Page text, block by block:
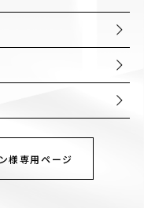
様専用ページ